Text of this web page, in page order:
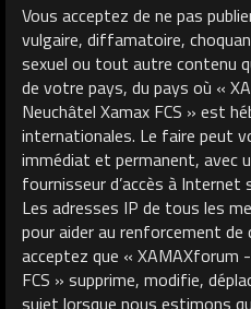
Vous acceptez de ne pas
vulgaire, diffamatoire,
sexuel ou tout autre contenu
de votre pays, du pays où «
Neuchâtel Xamax FCS » est
internationales. Le faire peut
immédiat et permanent, avec
fournisseur d’accès à Internet
Les adresses IP de tous les
pour aider au renforcement de
acceptez que « XAMAXforum
FCS » supprime, modifie,
sujet lorsque nous estimons